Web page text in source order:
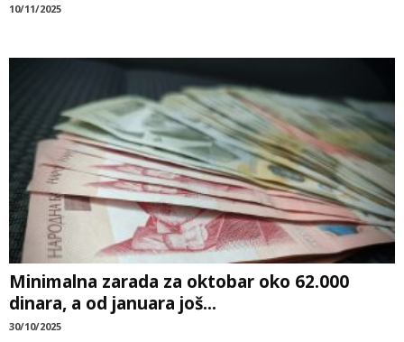
10/11/2025
Minimalna zarada za oktobar oko 62.000
dinara, a od januara još...
30/10/2025